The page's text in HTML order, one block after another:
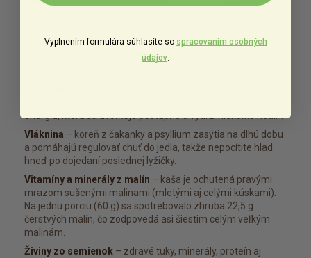
Bielkoviny– pridaný mikrofiltrovaný srvátkový koncentrát
podporuje rýchlejšiu regeneráciu a rast svalov, je rýchlo
energiu, ktorá sa uvoľňuje postupne a vydrží niekoľko hodín.
Vláknina – koreň z čakanky a psyllium zasýtia na dlhú dobu
a pomáhajú regulovať chuť do jedla, takže nepocítite hlad
hneď po dojedaní poslednej lyžičky.
Vitamíny a minerály z malín – kaša je ochutená pravými
mrazom sušenými malinami (mletými aj celými kúskami).
Na jednu porciu (60 g) sa spotrebovalo zhruba 22,5 g
čerstvých malín, čo zodpovedá asi šiestim celým veľkým
malinám.
Živiny zo semienok – zdravé tuky, minerály, proteín aj
Vyplnením formulára súhlasíte so spracovaním osobných
údajov.